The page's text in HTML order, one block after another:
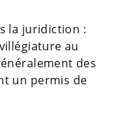
la juridiction :
au
des
un permis de